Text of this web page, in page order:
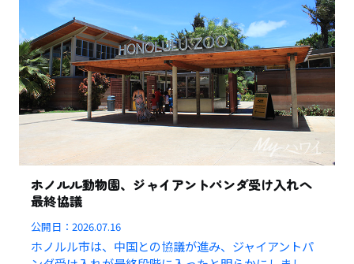
ホノルル動物園、ジャイアントパンダ受け入れへ
最終協議
公開日：2026.07.16
ホノルル市は、中国との協議が進み、ジャイアントパ